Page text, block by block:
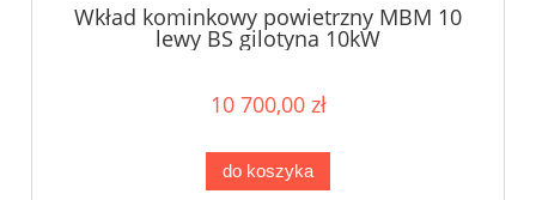
Wkład kominkowy powietrzny MBM 10
lewy BS gilotyna 10kW
10 700,00 zł
do koszyka